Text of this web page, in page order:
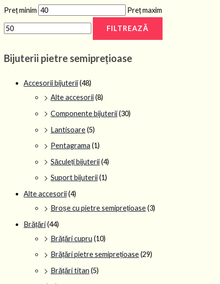
Preț minim Preț maxim
FILTREAZĂ
Bijuterii pietre semiprețioase
Accesorii bijuterii(48)
Alte accesorii(8)
Componente bijuterii(30)
Lantisoare(5)
Pentagrama (1)
Săculeți bijuterii(4)
Suport bijuterii(1)
Alte accesorii(4)
Broșe cu pietre semiprețioase(3)
Brățări(44)
Brățări cupru (10)
Brățări pietre semiprețioase(29)
Brățări titan (5)